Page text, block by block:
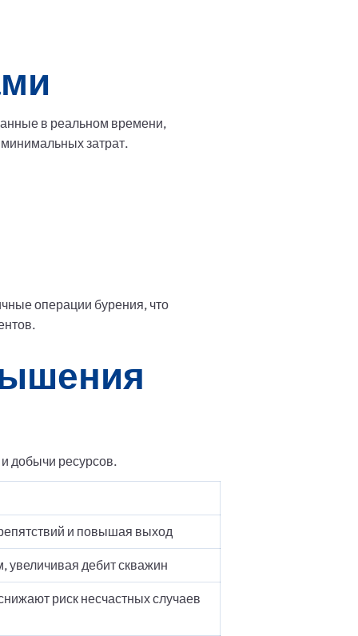
в реальном времени,
затрат.
операции бурения, что
добычи ресурсов.
и повышая выход
увеличивая дебит скважин
риск несчастных случаев